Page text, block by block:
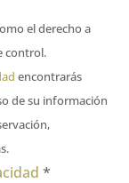
el derecho a
control.
encontrarás
de su información
*